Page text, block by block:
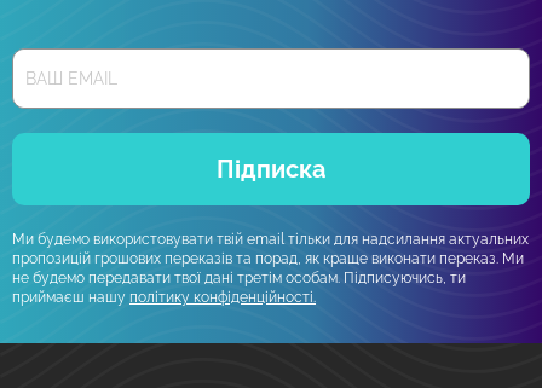
Підписка
Ми будемо використовувати твій email тільки для надсилання актуальних
пропозицій грошових переказів та порад, як краще виконати переказ. Ми
не будемо передавати твої дані третім особам. Підписуючись, ти
приймаєш нашу політику конфіденційності.